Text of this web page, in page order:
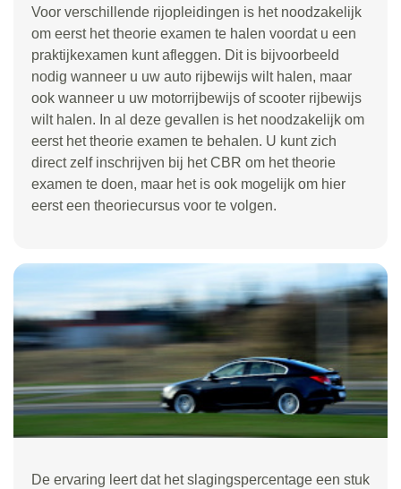
Voor verschillende rijopleidingen is het noodzakelijk
om eerst het theorie examen te halen voordat u een
praktijkexamen kunt afleggen. Dit is bijvoorbeeld
nodig wanneer u uw auto rijbewijs wilt halen, maar
ook wanneer u uw motorrijbewijs of scooter rijbewijs
wilt halen. In al deze gevallen is het noodzakelijk om
eerst het theorie examen te behalen. U kunt zich
direct zelf inschrijven bij het CBR om het theorie
examen te doen, maar het is ook mogelijk om hier
eerst een theoriecursus voor te volgen.
De ervaring leert dat het slagingspercentage een stuk